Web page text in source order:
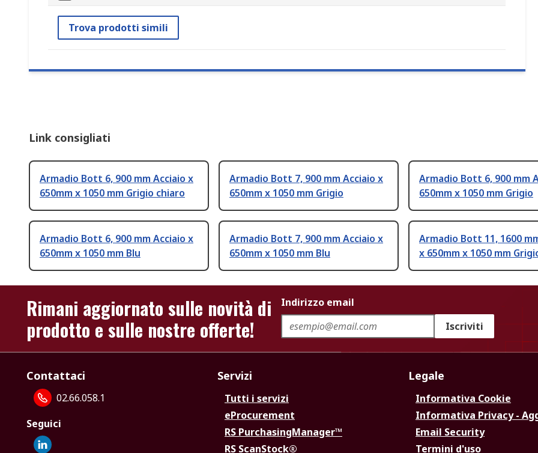
Trova prodotti simili
Link consigliati
Armadio Bott 6, 900 mm Acciaio x
650mm x 1050 mm Grigio chiaro
Armadio Bott 7, 900 mm Acciaio x
650mm x 1050 mm Grigio
Armadio Bott 6, 900 mm
650mm x 1050 mm Grigio
Armadio Bott 6, 900 mm Acciaio x
650mm x 1050 mm Blu
Armadio Bott 7, 900 mm Acciaio x
650mm x 1050 mm Blu
Armadio Bott 11, 1600
x 650mm x 1050 mm
Rimani aggiornato sulle novità di
prodotto e sulle nostre offerte!
Indirizzo email
Iscriviti
Contattaci
02.66.058.1
Seguici
Servizi
Tutti i servizi
eProcurement
RS PurchasingManager™
RS ScanStock®
Legale
Informativa Cookie
Informativa Privacy -
Email Security
Termini d'uso